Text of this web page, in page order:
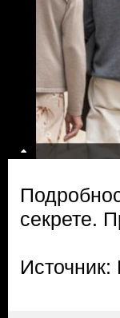
секрете.
Источник: